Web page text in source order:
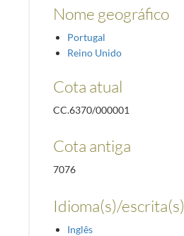
Nome geográfico
Portugal
Reino Unido
Cota atual
CC.6370/000001
Cota antiga
7076
Idioma(s)/escrita(s)
Inglês